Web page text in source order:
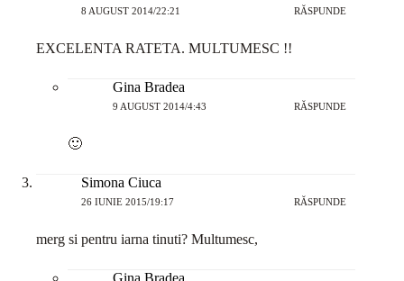
8 AUGUST 2014/22:21 RĂSPUNDE
EXCELENTA RATETA. MULTUMESC !!
Gina Bradea
9 AUGUST 2014/4:43 RĂSPUNDE
🙂
Simona Ciuca
26 IUNIE 2015/19:17 RĂSPUNDE
merg si pentru iarna tinuti? Multumesc,
Gina Bradea